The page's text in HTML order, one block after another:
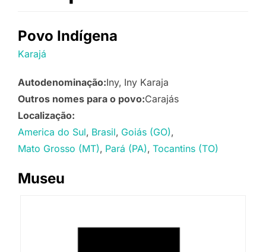
Povo Indígena
Karajá
Autodenominação:Iny Iny Karaja
Outros nomes para o povo:Carajás
Localização:
America do Sul Brasil Goiás (GO)
Mato Grosso (MT) Pará (PA) Tocantins (TO)
Museu